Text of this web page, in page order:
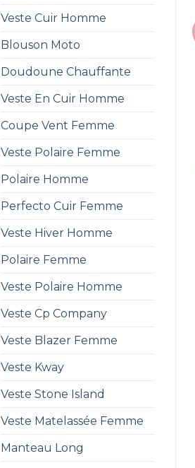
Veste Cuir Homme
Blouson Moto
Doudoune Chauffante
Veste En Cuir Homme
Coupe Vent Femme
Veste Polaire Femme
Polaire Homme
Perfecto Cuir Femme
Veste Hiver Homme
Polaire Femme
Veste Polaire Homme
Veste Cp Company
Veste Blazer Femme
Veste Kway
Veste Stone Island
Veste Matelassée Femme
Manteau Long